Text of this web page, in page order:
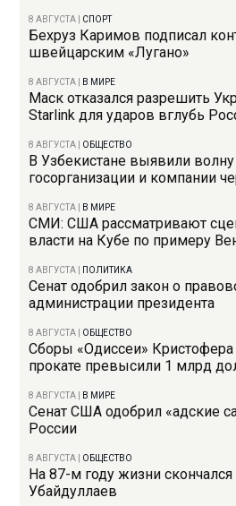
8 АВГУСТА СПОРТ
Бехруз Каримов подписал
швейцарским «Лугано»
8 АВГУСТА В МИРЕ
Маск отказался разрешить
Starlink для ударов вглубь
8 АВГУСТА ОБЩЕСТВО
В Узбекистане выявили
госорганизации и компании
8 АВГУСТА В МИРЕ
СМИ: США рассматривают
власти на Кубе по примеру
8 АВГУСТА ПОЛИТИКА
Сенат одобрил закон о
администрации президента
8 АВГУСТА ОБЩЕСТВО
Сборы «Одиссеи»
прокате превысили 1 млрд
8 АВГУСТА В МИРЕ
Сенат США одобрил «адские
России
8 АВГУСТА ОБЩЕСТВО
На 87-м году жизни
Убайдуллаев